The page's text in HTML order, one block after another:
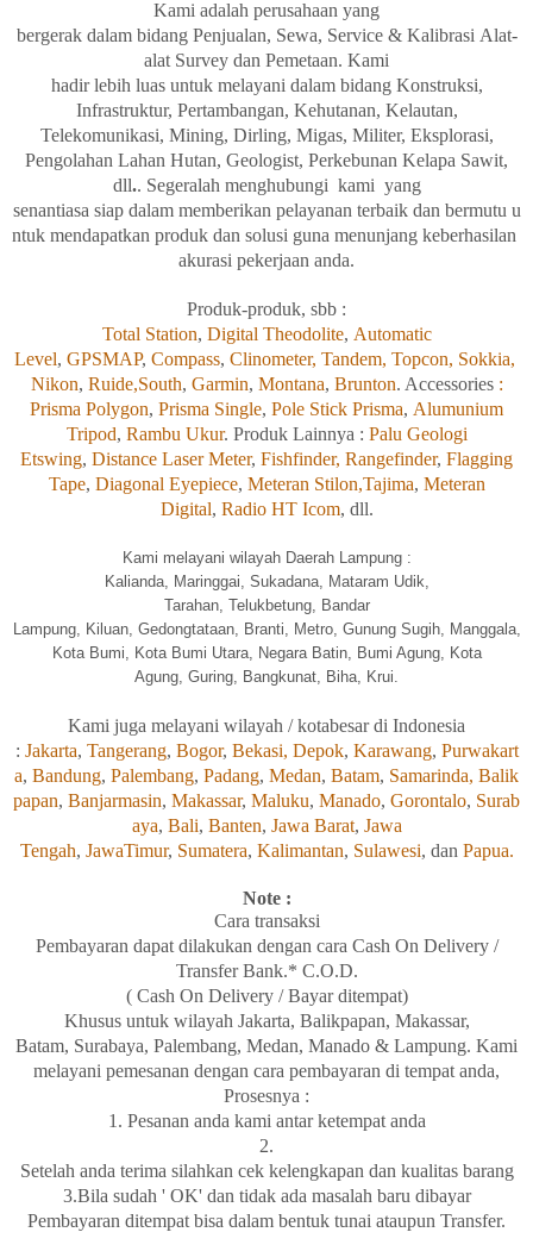
Kami adalah perusahaan yang
bergerak dalam bidang Penjualan, Sewa, Service & Kalibrasi Alat-
alat Survey dan Pemetaan. Kami
hadir lebih luas untuk melayani dalam bidang Konstruksi,
Infrastruktur, Pertambangan, Kehutanan, Kelautan,
Telekomunikasi, Mining, Dirling, Migas, Militer, Eksplorasi,
Pengolahan Lahan Hutan, Geologist, Perkebunan Kelapa Sawit,
dll.. Segeralah menghubungi kami yang
senantiasa siap dalam memberikan pelayanan terbaik dan bermutu u
ntuk mendapatkan produk dan solusi guna menunjang keberhasilan
akurasi pekerjaan anda.
Produk-produk, sbb :
Total Station, Digital Theodolite, Automatic
Level, GPSMAP, Compass, Clinometer, Tandem, Topcon, Sokkia,
Nikon, Ruide,South, Garmin, Montana, Brunton. Accessories :
Prisma Polygon, Prisma Single, Pole Stick Prisma, Alumunium
Tripod, Rambu Ukur. Produk Lainnya : Palu Geologi
Etswing, Distance Laser Meter, Fishfinder, Rangefinder, Flagging
Tape, Diagonal Eyepiece, Meteran Stilon,Tajima, Meteran
Digital, Radio HT Icom, dll.
Kami melayani wilayah Daerah Lampung :
Kalianda, Maringgai, Sukadana, Mataram Udik,
Tarahan, Telukbetung, Bandar
Lampung, Kiluan, Gedongtataan, Branti, Metro, Gunung Sugih, Manggala,
Kota Bumi, Kota Bumi Utara, Negara Batin, Bumi Agung, Kota
Agung, Guring, Bangkunat, Biha, Krui.
Kami juga melayani wilayah / kotabesar di Indonesia
: Jakarta, Tangerang, Bogor, Bekasi, Depok, Karawang, Purwakart
a, Bandung, Palembang, Padang, Medan, Batam, Samarinda, Balik
papan, Banjarmasin, Makassar, Maluku, Manado, Gorontalo, Surab
aya, Bali, Banten, Jawa Barat, Jawa
Tengah, JawaTimur, Sumatera, Kalimantan, Sulawesi, dan Papua.
Note :
Cara transaksi
Pembayaran dapat dilakukan dengan cara Cash On Delivery /
Transfer Bank.* C.O.D.
( Cash On Delivery / Bayar ditempat)
Khusus untuk wilayah Jakarta, Balikpapan, Makassar,
Batam, Surabaya, Palembang, Medan, Manado & Lampung. Kami
melayani pemesanan dengan cara pembayaran di tempat anda,
Prosesnya :
1. Pesanan anda kami antar ketempat anda
2.
Setelah anda terima silahkan cek kelengkapan dan kualitas barang
3.Bila sudah ' OK' dan tidak ada masalah baru dibayar
Pembayaran ditempat bisa dalam bentuk tunai ataupun Transfer.